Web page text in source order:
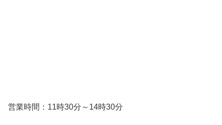
営業時間：11時30分～14時30分